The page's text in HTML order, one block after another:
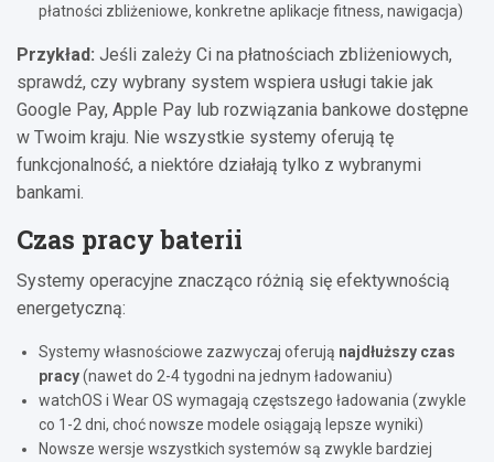
płatności zbliżeniowe, konkretne aplikacje fitness, nawigacja)
Przykład: Jeśli zależy Ci na płatnościach zbliżeniowych,
sprawdź, czy wybrany system wspiera usługi takie jak
Google Pay, Apple Pay lub rozwiązania bankowe dostępne
w Twoim kraju. Nie wszystkie systemy oferują tę
funkcjonalność, a niektóre działają tylko z wybranymi
bankami.
Czas pracy baterii
Systemy operacyjne znacząco różnią się efektywnością
energetyczną:
Systemy własnościowe zazwyczaj oferują najdłuższy czas
pracy(nawet do 2-4 tygodni na jednym ładowaniu)
watchOS i Wear OS wymagają częstszego ładowania (zwykle
co 1-2 dni, choć nowsze modele osiągają lepsze wyniki)
Nowsze wersje wszystkich systemów są zwykle bardziej